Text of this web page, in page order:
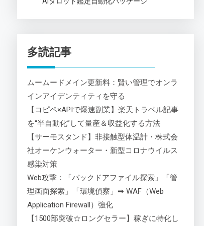
多読記事
ムームードメイン更新料：賢い管理でオンラ
インアイデンティティを守る
【コピペ×APIで爆速副業】楽天トラベル記事
を“半自動化”して量産＆収益化する方法
【サーモスタンド】非接触型体温計・株式会
社オーケンウォーター・新型コロナウイルス
感染対策
Web攻撃：「バックドアファイル探索」「管
理画面探索」「環境偵察」➡ WAF（Web
Application Firewall）強化
【1500部突破☆ロングセラー】稼ぎに特化し